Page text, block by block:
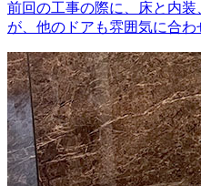
前回の工事の際に、床と内
が、他のドアも雰囲気に合わ